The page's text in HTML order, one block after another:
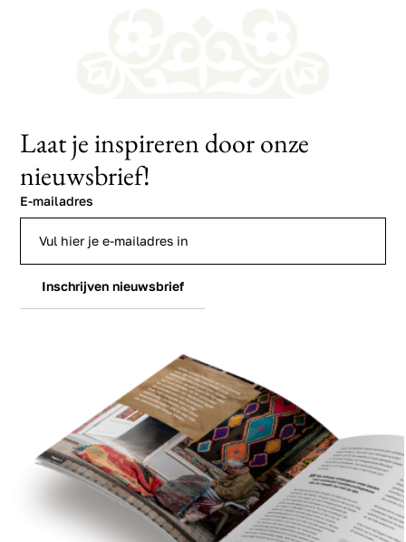
Laat je inspireren door onze
nieuwsbrief!
E-mailadres
Inschrijven nieuwsbrief